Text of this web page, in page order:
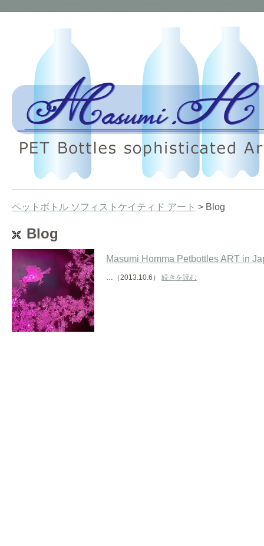
ペットボトル ソフィストケイティド アート > Blog
Blog
Masumi Homma Petbottles ART in
…（2013.10.6） 続きを読む